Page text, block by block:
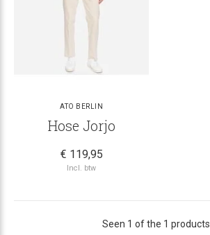
ATO BERLIN
Hose Jorjo
€ 119,95
Incl. btw
Seen 1 of the 1 products